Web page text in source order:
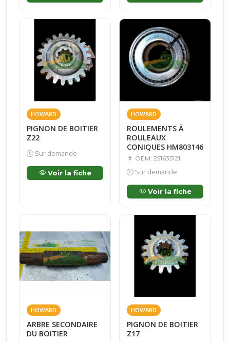
HOWARD
PIGNON DE BOITIER
Z22
Sur demande
Voir la fiche
HOWARD
ROULEMENTS À
ROULEAUX
CONIQUES HM803146
OEM: 251635121
Sur demande
Voir la fiche
HOWARD
ARBRE SECONDAIRE
DU BOITIER
HOWARD
PIGNON DE BOITIER
Z17